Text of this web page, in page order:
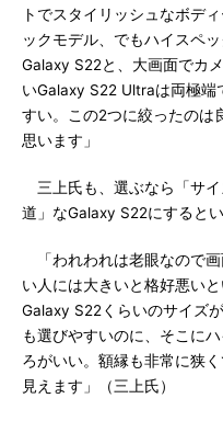
トでスタイリッシュなボデ
ックモデル、でもハイスペ
Galaxy S22と、大画面でカ
いGalaxy S22 Ultraは両極端
すい。この2つに絞ったのは
思います」
三上氏も、選ぶなら「サイ
道」なGalaxy S22にするとい
「われわれは老眼なので
い人には大きいと格好悪い
Galaxy S22くらいのサイズ
も選びやすいのに、そこに
ろがいい。額縁も非常に狭
見えます」（三上氏）